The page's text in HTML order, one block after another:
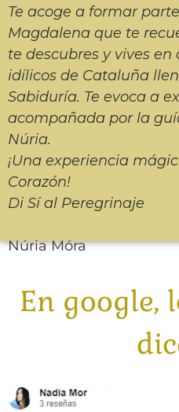
Te acoge a formar
Magdalena que te
te descubres y vives
idílicos de Cataluña
Sabiduría. Te evoca a
acompañada por la
Núria.
¡Una experiencia
Corazón!
Di Sí al Peregrinaje
Núria Móra
En google,